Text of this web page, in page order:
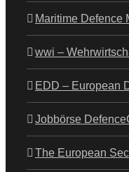
Maritime Defence
wwi –
EDD – European
Jobbörse
The European